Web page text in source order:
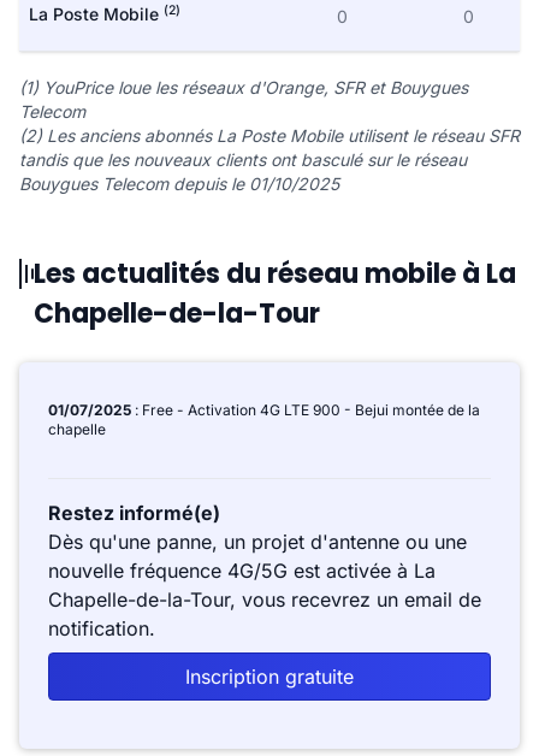
La Poste Mobile (2) 0 0
(1) YouPrice loue les réseaux d'Orange, SFR et Bouygues
Telecom
(2) Les anciens abonnés La Poste Mobile utilisent le réseau SFR
tandis que les nouveaux clients ont basculé sur le réseau
Bouygues Telecom depuis le 01/10/2025
Les actualités du réseau mobile à La
Chapelle-de-la-Tour
01/07/2025 : Free - Activation 4G LTE 900 - Bejui montée de la
chapelle
Restez informé(e)
Dès qu'une panne, un projet d'antenne ou une
nouvelle fréquence 4G/5G est activée à La
Chapelle-de-la-Tour, vous recevrez un email de
notification.
Inscription gratuite